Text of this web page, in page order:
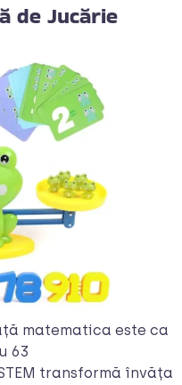
de Jucărie
matematica este ca
63
transformă învăța